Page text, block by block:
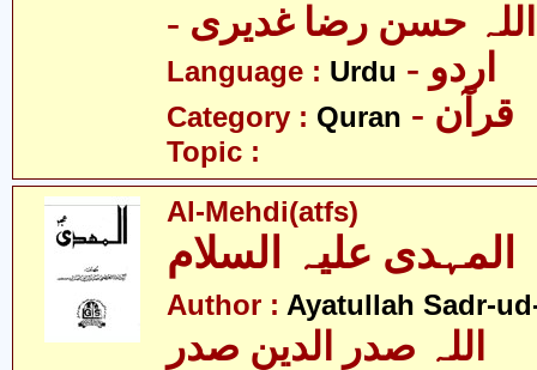
اللہ حسن رضا غدیری
Language : Urdu - اردو
Category : Quran - قرآن
Topic :
Al-Mehdi(atfs)
المہدی علیہ السلام
Author : Ayatullah Sadr-
اللہ صدر الدین صدر